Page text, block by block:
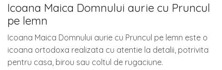
Icoana Maica Domnului aurie cu Pruncul
pe lemn
Icoana Maica Domnului aurie cu Pruncul pe lemn este o
icoana ortodoxa realizata cu atentie la detalii, potrivita
pentru casa, birou sau coltul de rugaciune.